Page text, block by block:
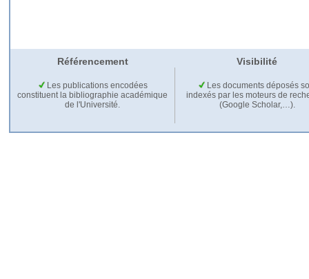
Référencement Visibilité
Les publications encodées
constituent la bibliographie académique
de l'Université.
Les documents déposés
indexés par les moteurs de
(Google Scholar,…).